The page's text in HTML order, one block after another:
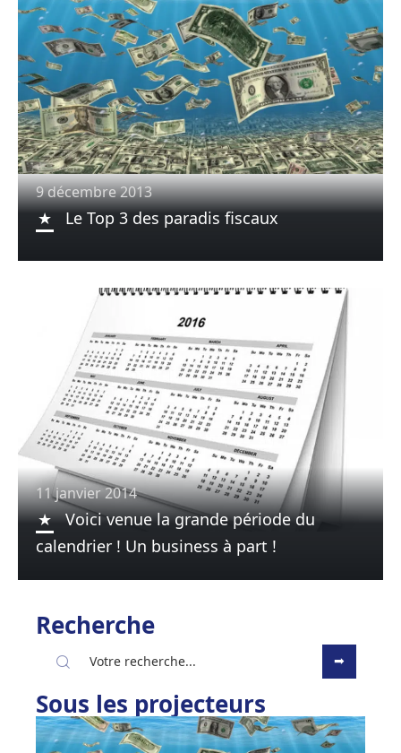
9 décembre 2013
Le Top 3 des paradis fiscaux
11 janvier 2014
Voici venue la grande période du
calendrier ! Un business à part !
Recherche
Sous les projecteurs